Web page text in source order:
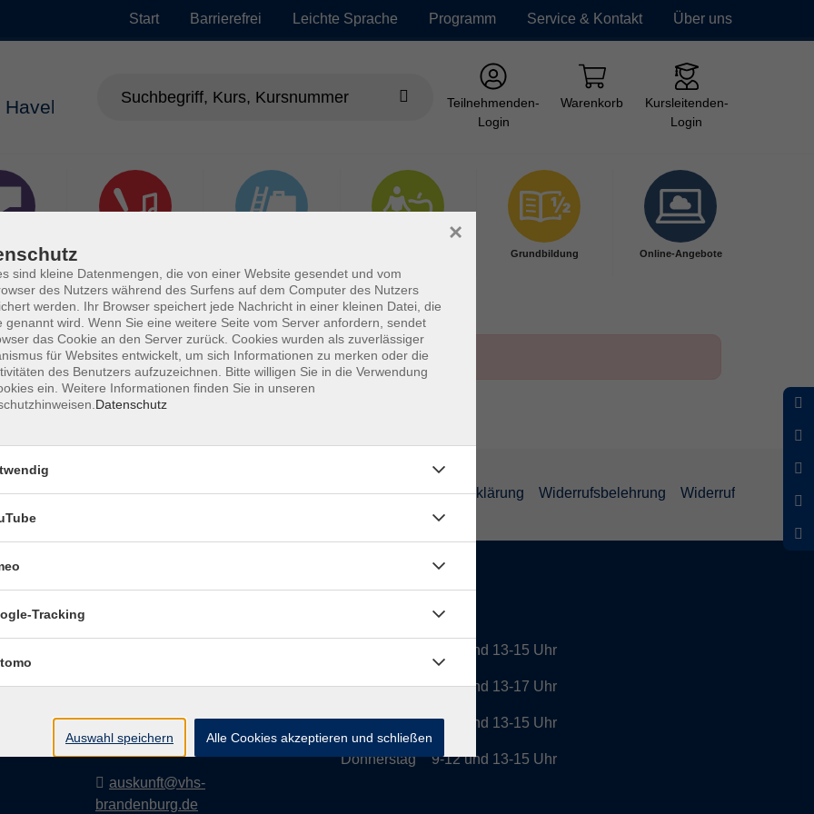
Start Barrierefrei Leichte Sprache Programm Service & Kontakt Über uns
Teilnehmenden-
Login
Warenkorb
Kursleitenden-
Login
Kreatives Gestalten
EDV
Grundbildung Online-Angebote
Impressum Datenschutzerklärung Widerrufsbelehrung Widerruf
Havel
Upstallstraße 25
14772 Brandenburg an der
Havel
auskunft@vhs-
brandenburg.de
Dienstag
Mittwoch
Donnerstag
9-12 und 13-15 Uhr
9-12 und 13-17 Uhr
9-12 und 13-15 Uhr
9-12 und 13-15 Uhr
sind kleine Datenmengen, die von einer Website gesendet und vom
des Nutzers während des Surfens auf dem Computer des Nutzers
werden. Ihr Browser speichert jede Nachricht in einer kleinen Datei, die
genannt wird. Wenn Sie eine weitere Seite vom Server anfordern, sendet
das Cookie an den Server zurück. Cookies wurden als zuverlässiger
für Websites entwickelt, um sich Informationen zu merken oder die
des Benutzers aufzuzeichnen. Bitte willigen Sie in die Verwendung
ein. Weitere Informationen finden Sie in unseren
Datenschutz
×
Tracking
Auswahl speichern Alle Cookies akzeptieren und schließen